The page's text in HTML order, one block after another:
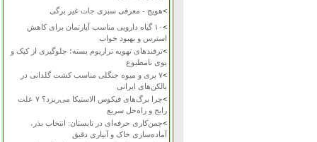
>هویج - معرفی سبزی جات غیر برگی
>
۱۰ گیاه دارویی مناسب آپارتمان برای کاهش
استرس و بهبود خواب
>ترفندهای تهویه تراریوم بسته؛ جلوگیری از کپک و
بوی نامطبوع
>
۷ بری و میوه جنگلی مناسب کشت گلدانی در
بالکن‌های ایرانی
>
چرا برگ‌های فیکوس الاستیکا می‌ریزد؟ ۷ علت
رایج و راه‌حل سریع
>چمن‌کاری حرفه‌ای در تابستان: انتخاب بذر،
آماده‌سازی خاک و آبیاری دقیق